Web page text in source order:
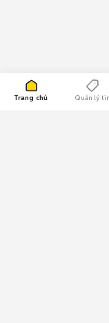
Trang chủ Quản lý tin